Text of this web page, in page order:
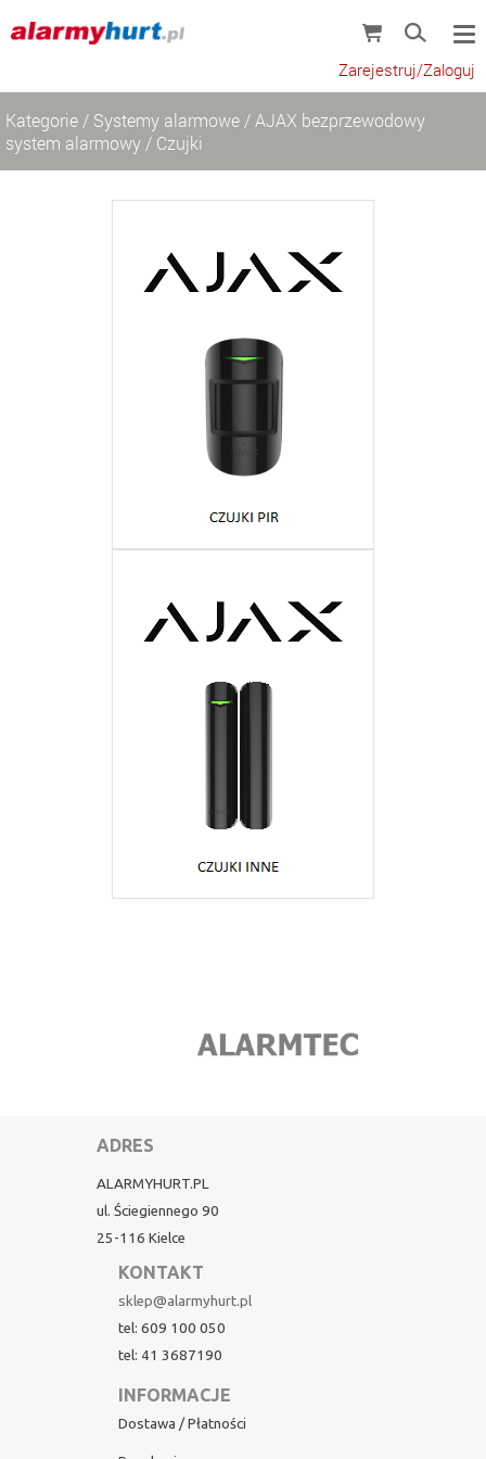
Zarejestruj/Zaloguj
Kategorie / Systemy alarmowe / AJAX bezprzewodowy
system alarmowy / Czujki
ADRES
ALARMYHURT.PL
ul. Ściegiennego 90
25-116 Kielce
KONTAKT
sklep@alarmyhurt.pl
tel: 609 100 050
tel: 41 3687190
INFORMACJE
Dostawa / Płatności